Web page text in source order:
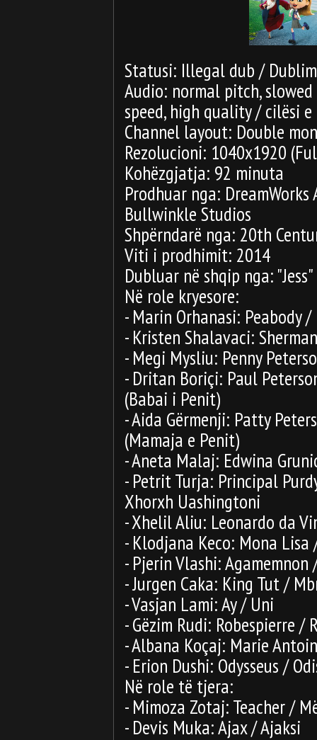
Statusi: Illegal dub /
Audio: normal pitch,
speed, high quality / cilësi
Channel layout: Double
Rezolucioni: 1040x1920
Kohëzgjatja: 92 minuta
Prodhuar nga:
Bullwinkle Studios
Shpërndarë nga: 20th
Viti i prodhimit: 2014
Dubluar në shqip nga:
Në role kryesore:
- Marin Orhanasi: Peabody
- Kristen Shalavaci: Sherman
- Megi Mysliu: Penny
- Dritan Boriçi: Paul
(Babai i Penit)
- Aida Gërmenji: Patty
(Mamaja e Penit)
- Aneta Malaj: Edwina
- Petrit Turja: Principal
Xhorxh Uashingtoni
- Xhelil Aliu: Leonardo da
- Klodjana Keco: Mona
- Pjerin Vlashi: Agamemnon
- Jurgen Caka: King Tut /
- Vasjan Lami: Ay / Uni
- Gëzim Rudi: Robespierre /
- Albana Koçaj: Marie
- Erion Dushi: Odysseus /
Në role të tjera:
- Mimoza Zotaj: Teacher /
- Devis Muka: Ajax / Ajaksi